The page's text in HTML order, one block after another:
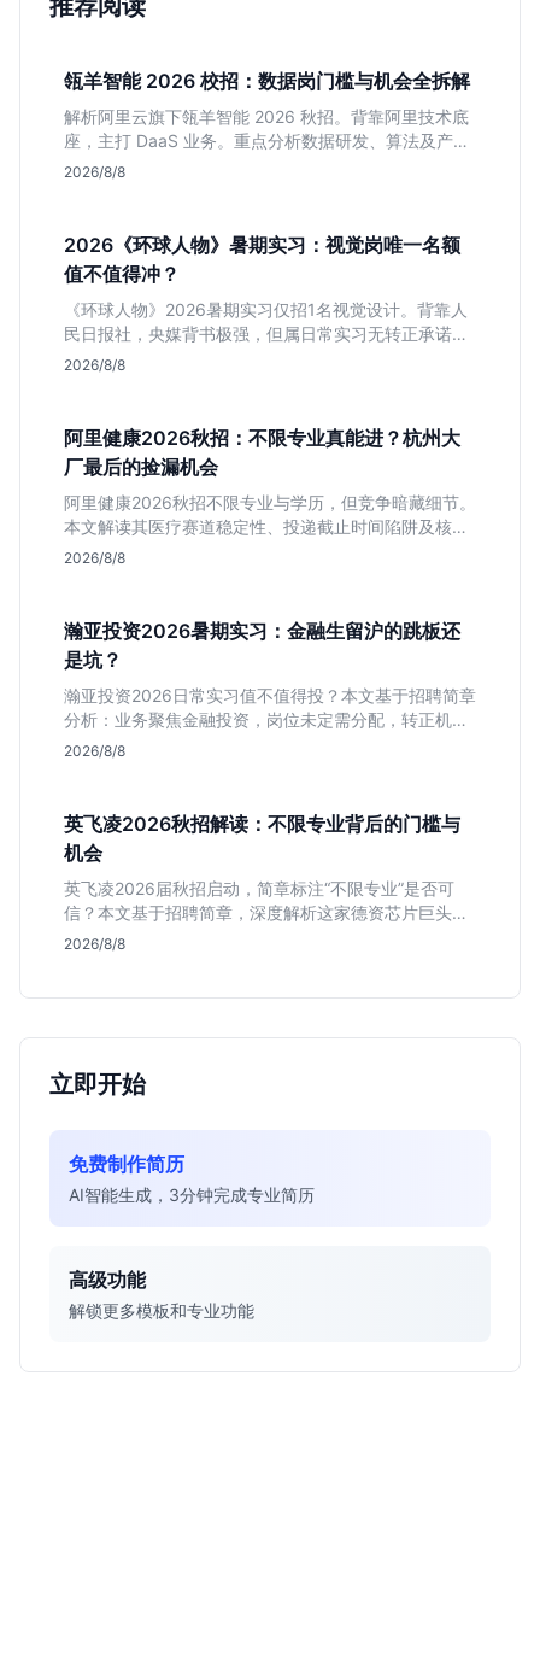
推荐阅读
瓴羊智能 2026 校招：数据岗门槛与机会全拆解
解析阿里云旗下瓴羊智能 2026 秋招。背靠阿里技术底
座，主打 DaaS 业务。重点分析数据研发、算法及产品
岗的硬性要求，评估 B 端数据路线的成长曲线与抗压挑
2026/8/8
2026《环球人物》暑期实习：视觉岗唯一名额
值不值得冲？
《环球人物》2026暑期实习仅招1名视觉设计。背靠人
民日报社，央媒背书极强，但属日常实习无转正承诺。
适合追求高含金量简历、能接受严谨流程的设计生，想
2026/8/8
阿里健康2026秋招：不限专业真能进？杭州大
厂最后的捡漏机会
阿里健康2026秋招不限专业与学历，但竞争暗藏细节。
本文解读其医疗赛道稳定性、投递截止时间陷阱及核心
岗位面试节奏，帮应届生判断是否值得投入。
2026/8/8
瀚亚投资2026暑期实习：金融生留沪的跳板还
是坑？
瀚亚投资2026日常实习值不值得投？本文基于招聘简章
分析：业务聚焦金融投资，岗位未定需分配，转正机会
不明确。适合急需上海高含金量实习证明、想接触真实
2026/8/8
英飞凌2026秋招解读：不限专业背后的门槛与
机会
英飞凌2026届秋招启动，简章标注“不限专业”是否可
信？本文基于招聘简章，深度解析这家德资芯片巨头的
行业地位、校招真实门槛及投递策略，助你判断是否值
2026/8/8
立即开始
免费制作简历
AI智能生成，3分钟完成专业简历
高级功能
解锁更多模板和专业功能